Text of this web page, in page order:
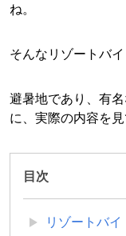
ね。
そんなリゾートバ
避暑地であり、有
に、実際の内容を見
目次
リゾートバ